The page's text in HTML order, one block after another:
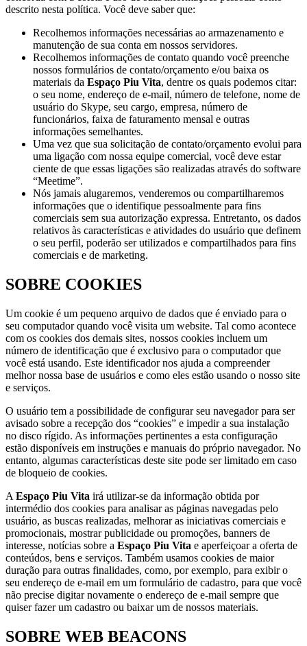
descrito nesta política. Você deve saber que:
Recolhemos informações necessárias ao armazenamento e
manutenção de sua conta em nossos servidores.
Recolhemos informações de contato quando você preenche
nossos formulários de contato/orçamento e/ou baixa os
materiais da Espaço Piu Vita, dentre os quais podemos citar:
o seu nome, endereço de e-mail, número de telefone, nome de
usuário do Skype, seu cargo, empresa, número de
funcionários, faixa de faturamento mensal e outras
informações semelhantes.
Uma vez que sua solicitação de contato/orçamento evolui para
uma ligação com nossa equipe comercial, você deve estar
ciente de que essas ligações são realizadas através do software
“Meetime”.
Nós jamais alugaremos, venderemos ou compartilharemos
informações que o identifique pessoalmente para fins
comerciais sem sua autorização expressa. Entretanto, os dados
relativos às características e atividades do usuário que definem
o seu perfil, poderão ser utilizados e compartilhados para fins
comerciais e de marketing.
SOBRE COOKIES
Um cookie é um pequeno arquivo de dados que é enviado para o
seu computador quando você visita um website. Tal como acontece
com os cookies dos demais sites, nossos cookies incluem um
número de identificação que é exclusivo para o computador que
você está usando. Este identificador nos ajuda a compreender
melhor nossa base de usuários e como eles estão usando o nosso site
e serviços.
O usuário tem a possibilidade de configurar seu navegador para ser
avisado sobre a recepção dos “cookies” e impedir a sua instalação
no disco rígido. As informações pertinentes a esta configuração
estão disponíveis em instruções e manuais do próprio navegador. No
entanto, algumas características deste site pode ser limitado em caso
de bloqueio de cookies.
A Espaço Piu Vita irá utilizar-se da informação obtida por
intermédio dos cookies para analisar as páginas navegadas pelo
usuário, as buscas realizadas, melhorar as iniciativas comerciais e
promocionais, mostrar publicidade ou promoções, banners de
interesse, notícias sobre a Espaço Piu Vita e aperfeiçoar a oferta de
conteúdos, bens e serviços. Também usamos cookies de maior
duração para outras finalidades, como, por exemplo, para exibir o
seu endereço de e-mail em um formulário de cadastro, para que você
não precise digitar novamente o endereço de e-mail sempre que
quiser fazer um cadastro ou baixar um de nossos materiais.
SOBRE WEB BEACONS